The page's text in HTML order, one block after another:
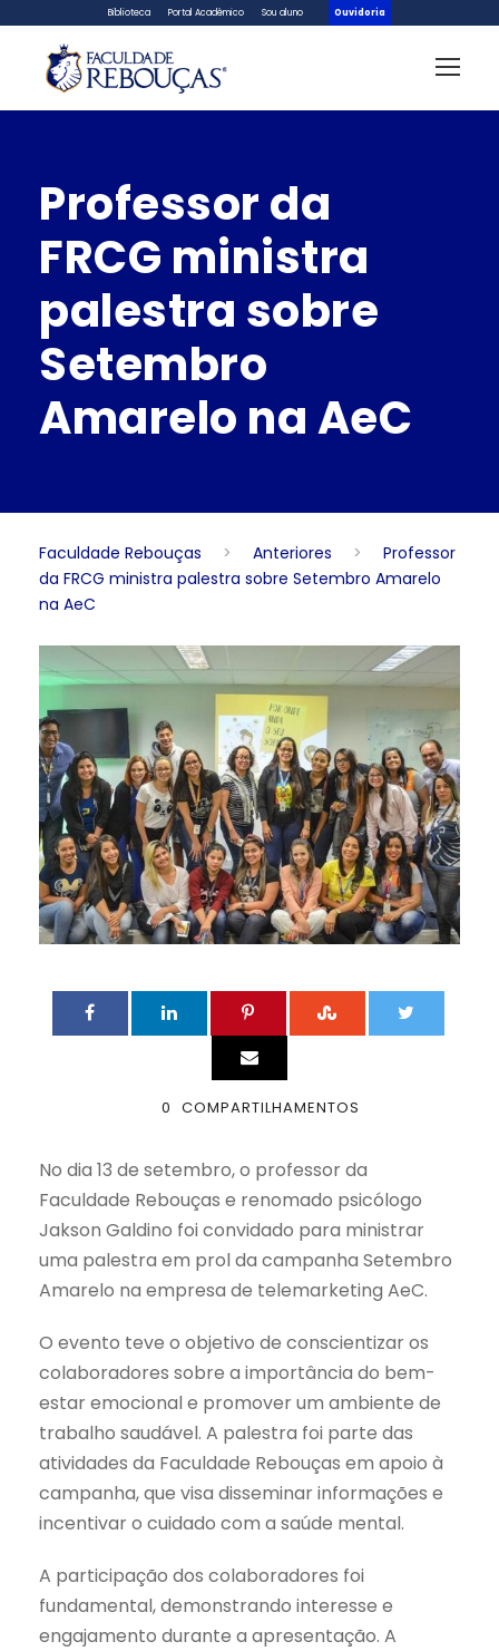
Biblioteca Portal Acadêmico Sou aluno Ouvidoria
Professor da
FRCG ministra
palestra sobre
Setembro
Amarelo na AeC
Faculdade Rebouças > Anteriores >
Professor
da FRCG ministra palestra sobre Setembro Amarelo
na AeC
0 COMPARTILHAMENTOS
No dia 13 de setembro, o professor da
Faculdade Rebouças e renomado psicólogo
Jakson Galdino foi convidado para ministrar
uma palestra em prol da campanha Setembro
Amarelo na empresa de telemarketing AeC.
O evento teve o objetivo de conscientizar os
colaboradores sobre a importância do bem-
estar emocional e promover um ambiente de
trabalho saudável. A palestra foi parte das
atividades da Faculdade Rebouças em apoio à
campanha, que visa disseminar informações e
incentivar o cuidado com a saúde mental.
A participação dos colaboradores foi
fundamental, demonstrando interesse e
engajamento durante a apresentação. A